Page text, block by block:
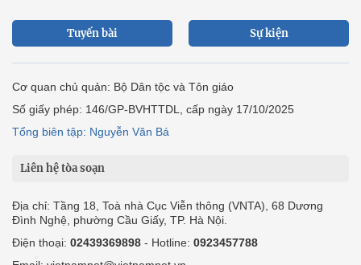
Tuyến bài Sự kiện
Cơ quan chủ quản: Bộ Dân tộc và Tôn giáo
Số giấy phép: 146/GP-BVHTTDL, cấp ngày 17/10/2025
Tổng biên tập: Nguyễn Văn Bá
Liên hệ tòa soạn
Địa chỉ: Tầng 18, Toà nhà Cục Viễn thông (VNTA), 68 Dương
Đình Nghệ, phường Cầu Giấy, TP. Hà Nội.
Điện thoại: 02439369898 - Hotline: 0923457788